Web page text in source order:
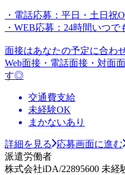
・電話応募：平日・土日祝
・WEB応募：24時間いつで
面接はあなたの予定に合わ
Web面接・電話面接・対面
す◎
交通費支給
未経験OK
まかないあり
詳細を見る
応募画面に進む
派遣労働者
株式会社iDA/22895600 未